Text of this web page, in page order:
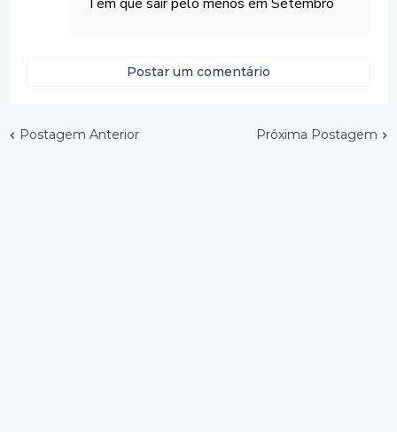
Postar um comentário
Postagem Anterior Próxima Postagem